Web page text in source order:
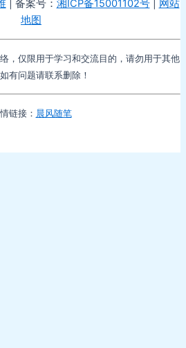
| 备案号： 湘ICP备15001102号| 网站
地图
，仅限用于学习和交流目的，请勿用于其他
有问题请联系删除！
链接： 晨风随笔